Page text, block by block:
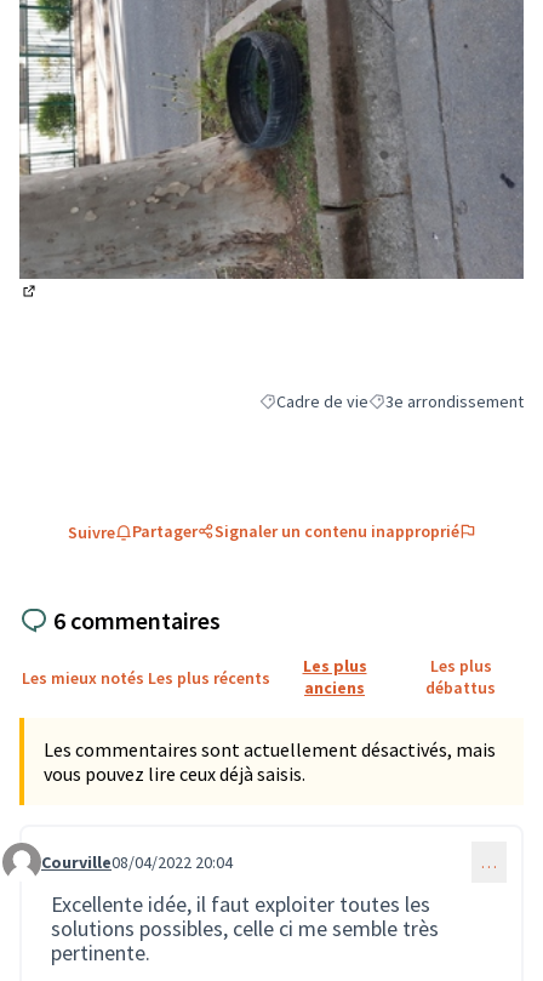
Filtrer les résultats de la catégorie :
Cadre de vieFiltrer les résultats
3e arrondissement
Suivre Partager Signaler un contenu inapproprié
6 commentaires
Les mieux notés Les plus récents
Les plus
anciens
Les plus
débattus
Les commentaires sont actuellement désactivés, mais
vous pouvez lire ceux déjà saisis.
Commentaire 266
Courville08/04/2022 20:04 …
Excellente idée, il faut exploiter toutes les
solutions possibles, celle ci me semble très
pertinente.